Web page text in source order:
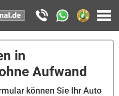
in
Aufwand
können Sie Ihr Auto